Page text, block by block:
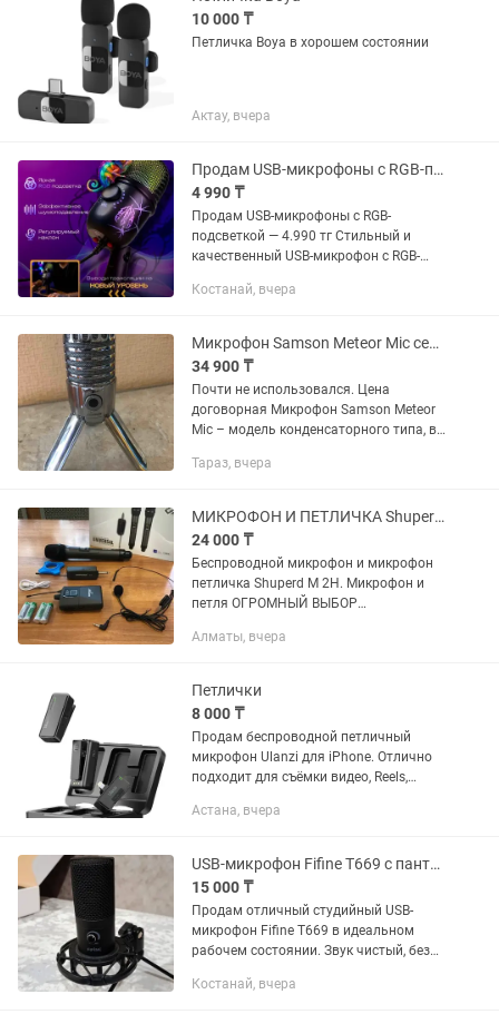
10 000 ₸
Петличка Boya в хорошем состоянии
Актау, вчера
Продам USB-микрофоны с RGB-подсветкой
4 990 ₸
Продам USB-микрофоны с RGB-
подсветкой — 4.990 тг Стильный и
качественный USB-микрофон с RGB-
онлайн-игр и стримов • общения в
Костанай, вчера
Микрофон Samson Meteor Mic серебристый
34 900 ₸
Почти не использовался. Цена
договорная Микрофон Samson Meteor
Mic – модель конденсаторного типа, в
электрический заряд между статичной
Тараз, вчера
МИКРОФОН И ПЕТЛИЧКА Shuperd M 2H. Микрофон и петля. Оптом и в розницу.
24 000 ₸
Беспроводной микрофон и микрофон
петличка Shuperd M 2H. Микрофон и
петля ОГРОМНЫЙ ВЫБОР
РАССРОЧКА Kaspi Red Отличное
SHUPERD M 2H...
Алматы, вчера
Петлички
8 000 ₸
Продам беспроводной петличный
микрофон Ulanzi для iPhone. Отлично
подходит для съёмки видео, Reels,
эфиров. Состояние отличное, работает
Астана, вчера
USB-микрофон Fifine T669 с пантографом Полный комплект
15 000 ₸
Продам отличный студийный USB-
микрофон Fifine T669 в идеальном
рабочем состоянии. Звук чистый, без
стримов, игр (Discord, CS2, CoD DMZ),
Костанай, вчера